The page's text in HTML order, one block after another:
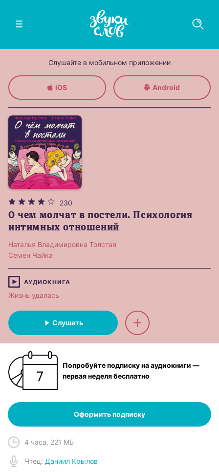
Слушайте в мобильном приложении
iOS Android
230
О чем молчат в постели. Психология
интимных отношений
Наталья Владимировна Толстая
Семен Чайка
АУДИОКНИГА
Жизнь удалась
Слушать
Попробуйте подписку на аудиокниги —
первая неделя бесплатно
Оформить подписку
4 часа, 221 МБ
Чтец: Даниил Крылов